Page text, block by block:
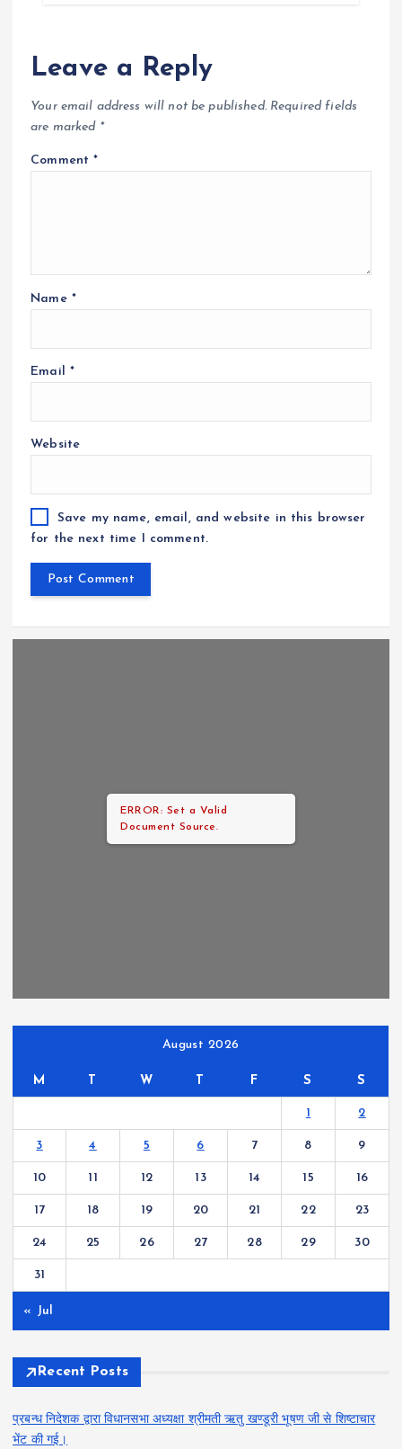
Leave a Reply
Your email address will not be published. Required fields
are marked *
Comment*
Name *
Email *
Website
Save my name, email, and website in this browser
for the next time I comment.
ERROR: Set a Valid
Document Source.
August 2026
M W F S S
1 2
3 4 5 6 7 8 9
10 11 12 13 14 15 16
17 18 19 20 21 22 23
24 25 26 27 28 29 30
31
« Jul
Recent Posts
प्रबन्ध निदेशक द्वारा विधानसभा अध्यक्षा श्रीमती ऋतु खण्डूरी भूषण जी से शिष्टाचार
भेंट की गई।